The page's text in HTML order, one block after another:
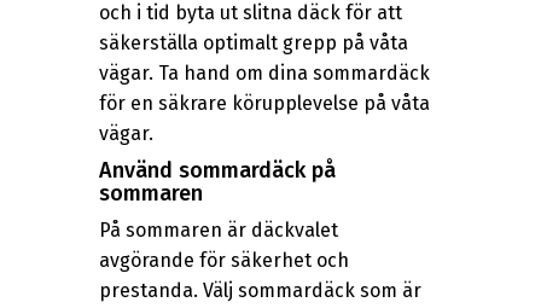
och i tid byta ut slitna däck för att
säkerställa optimalt grepp på våta
vägar. Ta hand om dina sommardäck
för en säkrare körupplevelse på våta
vägar.
Använd sommardäck på
sommaren
På sommaren är däckvalet
avgörande för säkerhet och
prestanda. Välj sommardäck som är